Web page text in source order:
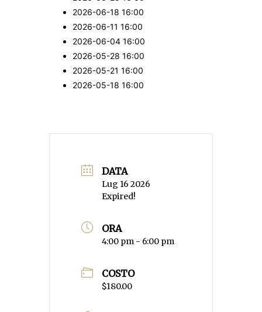
2026-06-18 16:00
2026-06-11 16:00
2026-06-04 16:00
2026-05-28 16:00
2026-05-21 16:00
2026-05-18 16:00
DATA
Lug 16 2026
Expired!
ORA
4:00 pm - 6:00 pm
COSTO
$180.00